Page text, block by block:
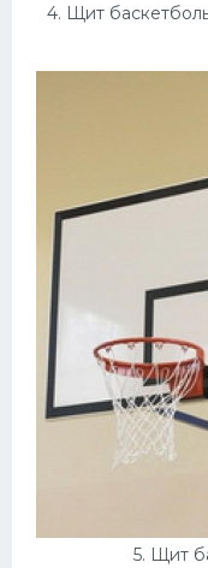
4. Щит
5. Щит